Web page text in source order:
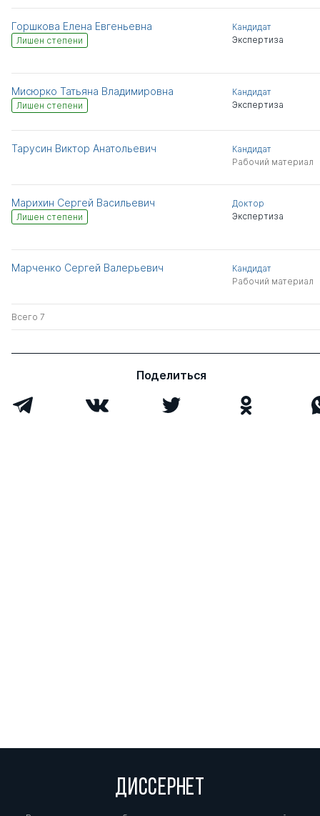
Горшкова Елена Евгеньевна
Лишен степени
Кандидат
Экспертиза
Мисюрко Татьяна Владимировна
Лишен степени
Кандидат
Экспертиза
Тарусин Виктор Анатольевич
Кандидат
Рабочий материал
Марихин Сергей Васильевич
Лишен степени
Доктор
Экспертиза
Марченко Сергей Валерьевич
Кандидат
Рабочий материал
Всего 7
Поделиться
ДИССЕРНЕТ